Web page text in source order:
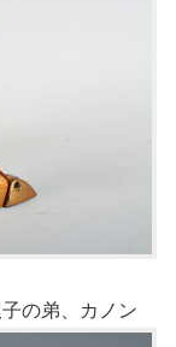
の弟、カノン